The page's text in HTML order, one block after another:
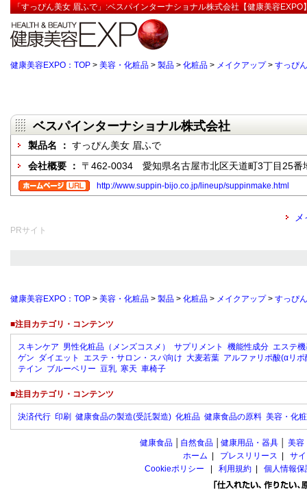
「すっぴん美女 眉ふで」:ベスパインターナショナル株式会社【健康美容EXPO
健康美容EXPO：TOP > 美容・化粧品 > 製品 > 化粧品 > メイクアップ> すっぴ
ベスパインターナショナル株式会社
製品名 ： すっぴん美女 眉ふで
会社概要 ： 〒462-0034 愛知県名古屋市北区天道町3丁目25番
http://www.suppin-bijo.co.jp/lineup/suppinmake.html
PRサイト
健康美容EXPO：TOP > 美容・化粧品 > 製品 > 化粧品 > メイクアップ> すっぴ
■注目カテゴリ・コンテンツ
スキンケア 男性化粧品（メンズコスメ） サプリメント 機能性成分 エステ
ゲン ダイエット エステ・サロン・スパ向け 大麦若葉 アルファリポ酸(αリポ
テイン ブルーベリー 豆乳 寒天 車椅子
■注目カテゴリ・コンテンツ
決済代行 印刷 健康食品の製造(受託製造) 化粧品 健康食品の原料 美容・化
健康食品 自然食品 健康用品・器具 美容
ホーム
プレスリリース
サ
Cookieポリシー
利用規約 個人情報